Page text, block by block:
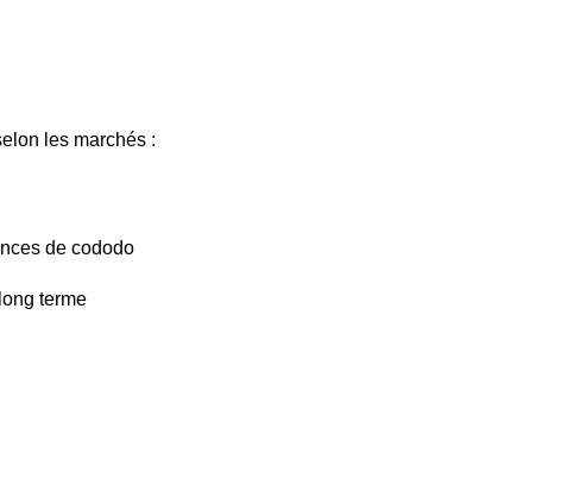
les marchés :
de cododo
terme